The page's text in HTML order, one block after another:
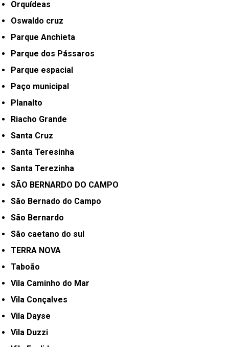
Orquídeas
Oswaldo cruz
Parque Anchieta
Parque dos Pássaros
Parque espacial
Paço municipal
Planalto
Riacho Grande
Santa Cruz
Santa Teresinha
Santa Terezinha
SÃO BERNARDO DO CAMPO
São Bernado do Campo
São Bernardo
São caetano do sul
TERRA NOVA
Taboão
Vila Caminho do Mar
Vila Conçalves
Vila Dayse
Vila Duzzi